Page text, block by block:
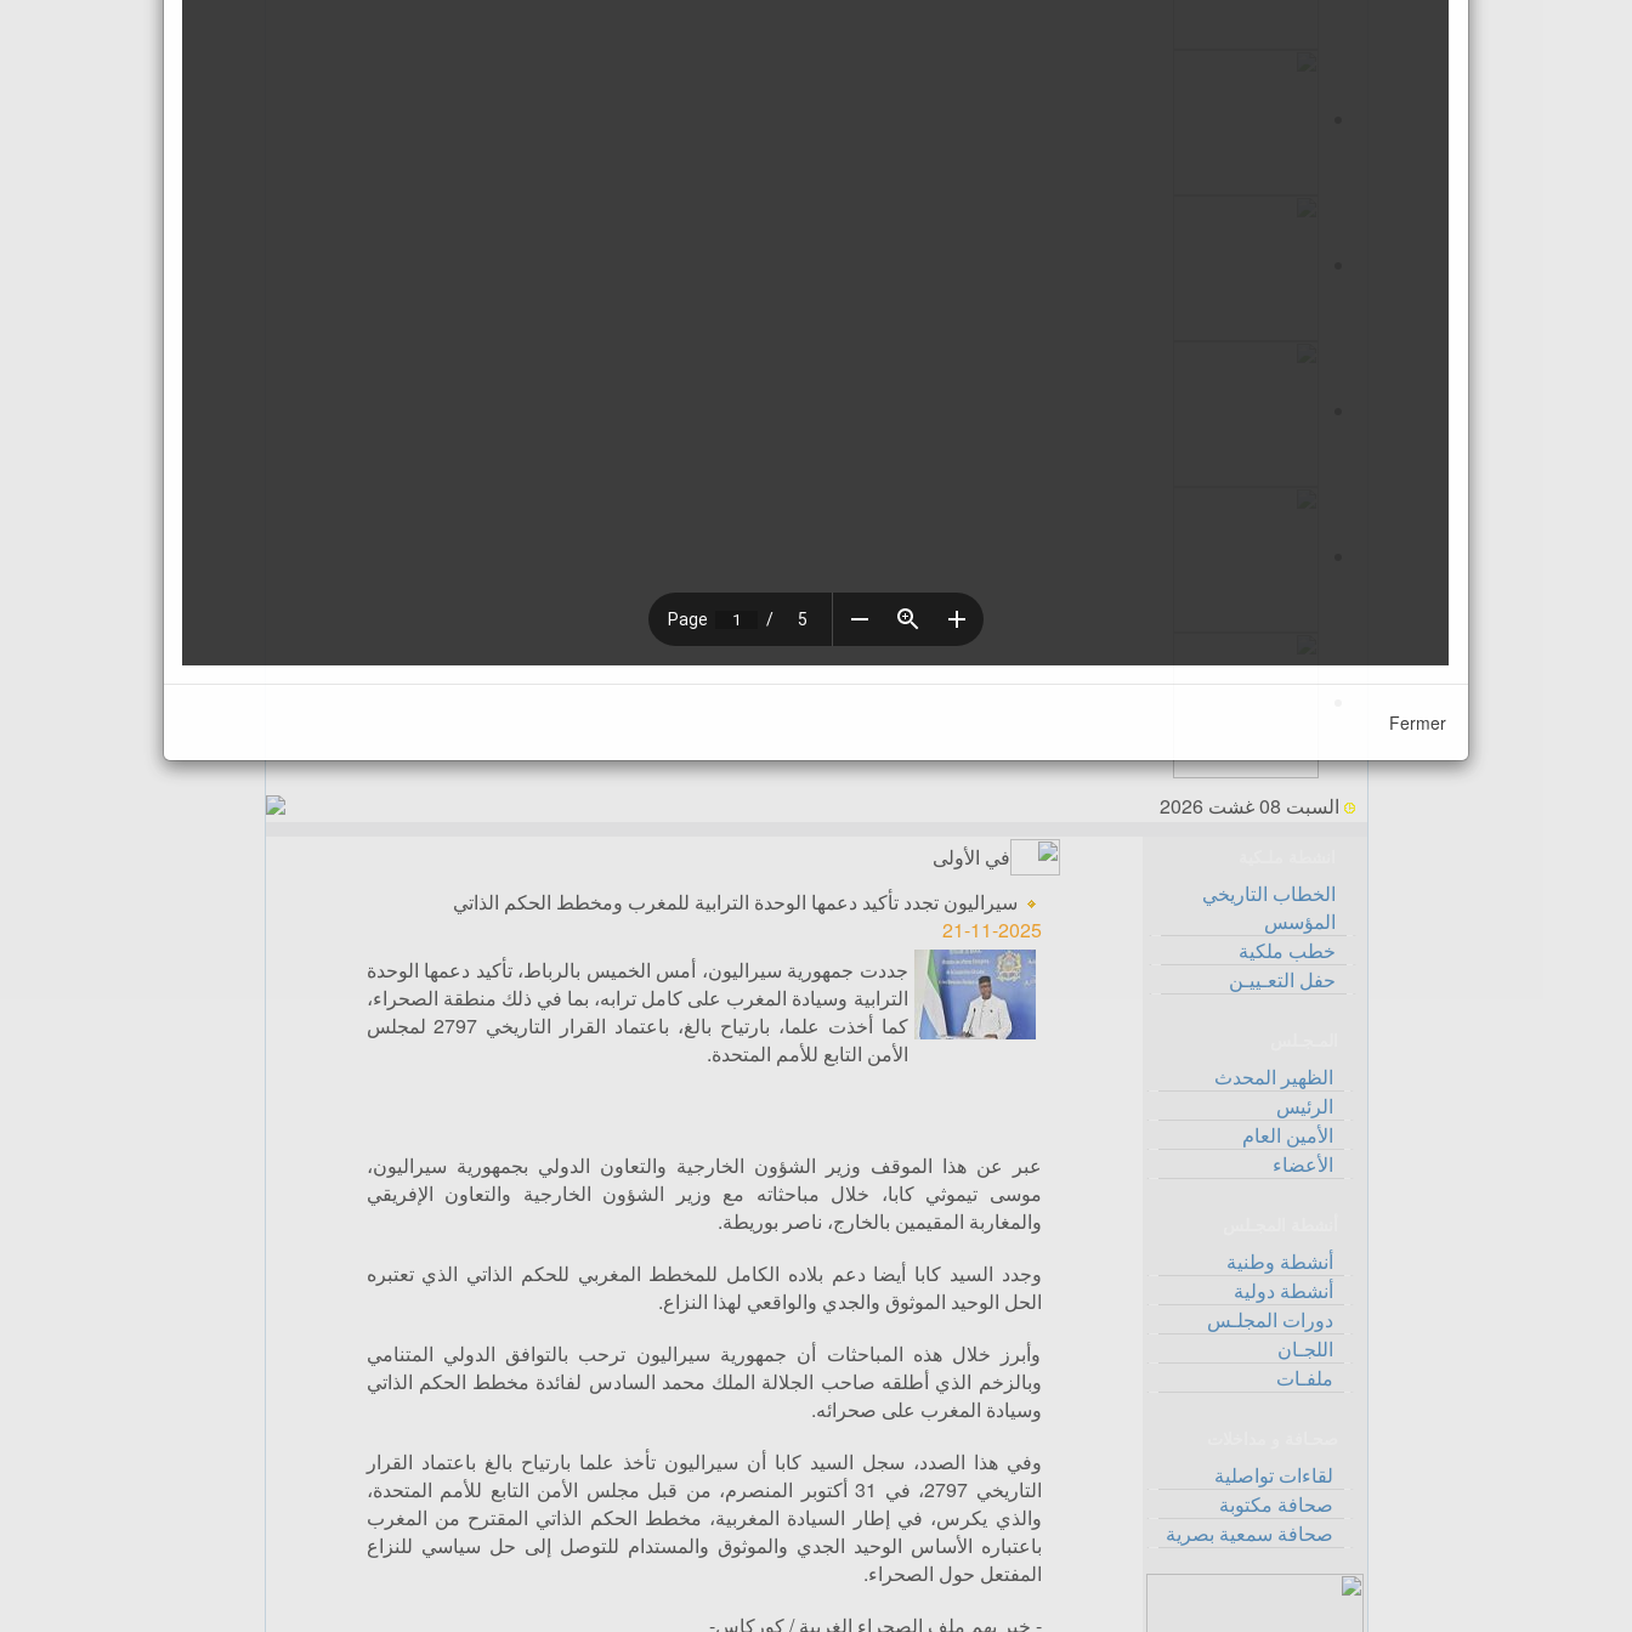
السبت 08 غشت 2026
الخطاب التاريخي
المؤسس
خطب ملكية
حفل التعـييـن
الظهير المحدث
الرئيس
الأمين العام
الأعضاء
أنشطة وطنية
أنشطة دولية
دورات المجلـس
اللجـان
ملفـات
لقاءات تواصلية
صحافة مكتوبة
صحافة سمعية بصرية
في الأولى
سيراليون تجدد تأكيد دعمها الوحدة الترابية للمغرب ومخطط الحكم الذاتي
21-11-2025
جددت جمهورية سيراليون، أمس الخميس بالرباط، تأكيد دعمها الوحدة
الترابية وسيادة المغرب على كامل ترابه، بما في ذلك منطقة الصحراء،
كما أخذت علما، بارتياح بالغ، باعتماد القرار التاريخي 2797 لمجلس
الأمن التابع للأمم المتحدة.
عبر عن هذا الموقف وزير الشؤون الخارجية والتعاون الدولي بجمهورية سيراليون،
موسى تيموثي كابا، خلال مباحثاته مع وزير الشؤون الخارجية والتعاون الإفريقي
والمغاربة المقيمين بالخارج، ناصر بوريطة.
وجدد السيد كابا أيضا دعم بلاده الكامل للمخطط المغربي للحكم الذاتي الذي تعتبره
الحل الوحيد الموثوق والجدي والواقعي لهذا النزاع.
وأبرز خلال هذه المباحثات أن جمهورية سيراليون ترحب بالتوافق الدولي المتنامي
وبالزخم الذي أطلقه صاحب الجلالة الملك محمد السادس لفائدة مخطط الحكم الذاتي
وسيادة المغرب على صحرائه.
وفي هذا الصدد، سجل السيد كابا أن سيراليون تأخذ علما بارتياح بالغ باعتماد القرار
التاريخي 2797، في 31 أكتوبر المنصرم، من قبل مجلس الأمن التابع للأمم المتحدة،
والذي يكرس، في إطار السيادة المغربية، مخطط الحكم الذاتي المقترح من المغرب
باعتباره الأساس الوحيد الجدي والموثوق والمستدام للتوصل إلى حل سياسي للنزاع
المفتعل حول الصحراء.
- خبر يهم ملف الصحراء الغربية / كوركاس-
Fermer